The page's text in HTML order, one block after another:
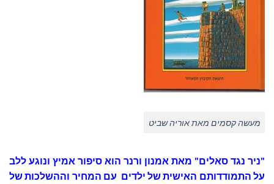
מעשה קסמים מאת אוריה שביט
"ניר נגד סאלים" מאת אמנון ורנר הוא סיפור אמיץ ונוגע ללב
על התמודדותם האישית של ילדים עם המחיר וההשלכות של